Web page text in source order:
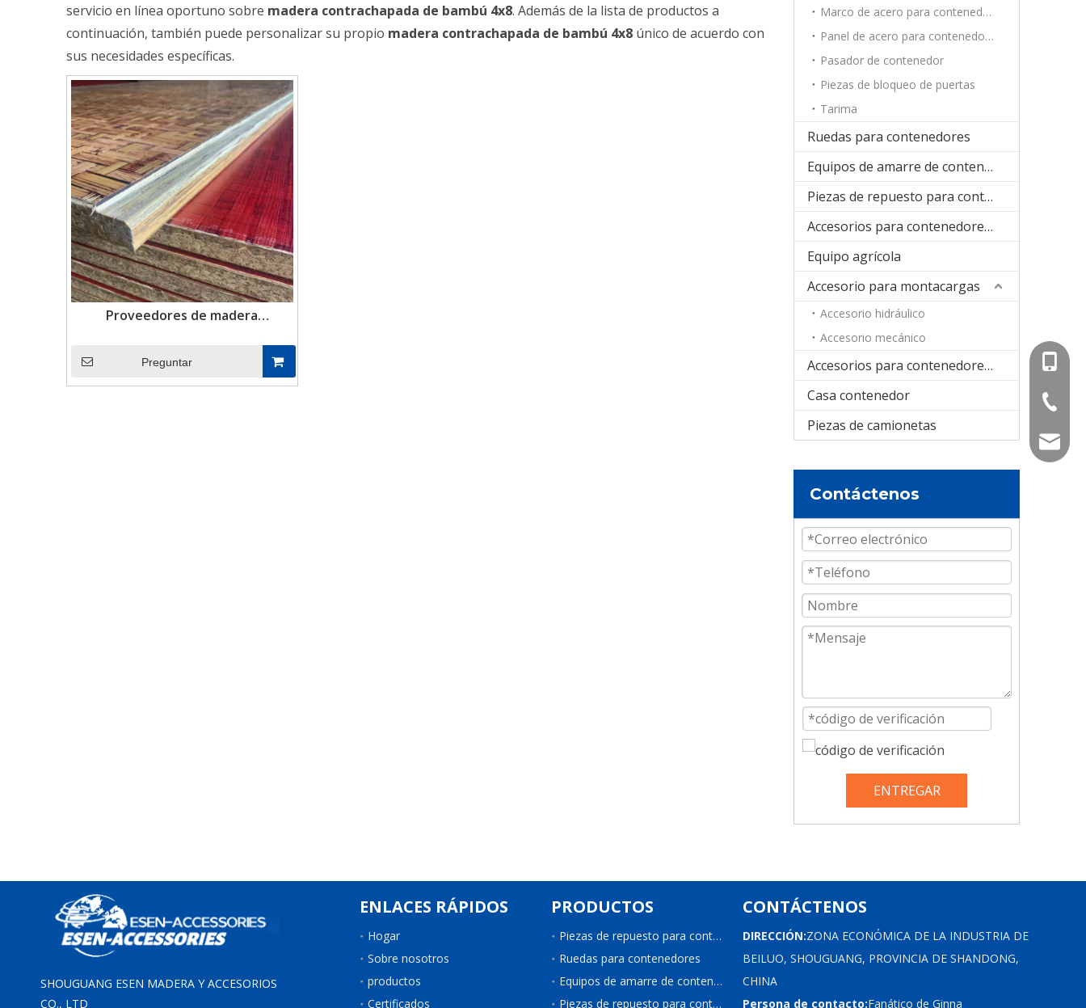
servicio en línea oportuno sobre madera contrachapada de bambú 4x8. Además de la lista de productos a
continuación, también puede personalizar su propio madera contrachapada de bambú 4x8 único de acuerdo con
sus necesidades específicas.
Proveedores de madera
Preguntar
Marco de acero para contenedores
Panel de acero para contenedores
Pasador de contenedor
Piezas de bloqueo de puertas
Tarima
Ruedas para contenedores
Equipos de amarre de contenedores
Piezas de repuesto para contenedores de refrigeración
Accesorios para contenedores plegables
Equipo agrícola
Accesorio para montacargas
Accesorio hidráulico
Accesorio mecánico
Accesorios para contenedores cisterna
Casa contenedor
Piezas de camionetas
Contáctenos
ENTREGAR
SHOUGUANG ESEN MADERA Y ACCESORIOS
CO., LTD
ENLACES RÁPIDOS
Hogar
Sobre nosotros
productos
Certificados
PRODUCTOS
Piezas de repuesto para contenedores
Ruedas para contenedores
Equipos de amarre de contenedores
Piezas de repuesto para contenedores de refrigeración
CONTÁCTENOS
DIRECCIÓN:ZONA ECONÓMICA DE LA INDUSTRIA DE
BEILUO, SHOUGUANG, PROVINCIA DE SHANDONG,
CHINA
Persona de contacto:Fanático de Ginna
+86-
+86-